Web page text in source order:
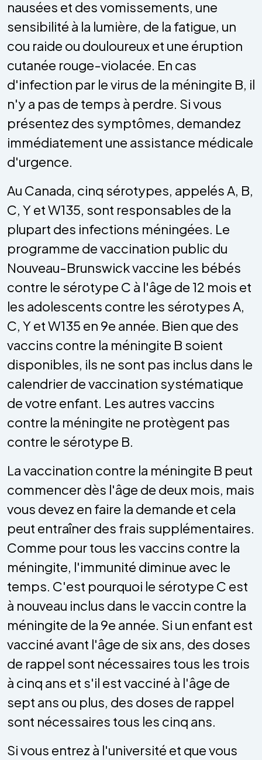
nausées et des vomissements, une
sensibilité à la lumière, de la fatigue, un
cou raide ou douloureux et une éruption
cutanée rouge-violacée. En cas
d'infection par le virus de la méningite B, il
n'y a pas de temps à perdre. Si vous
présentez des symptômes, demandez
immédiatement une assistance médicale
d'urgence.
Au Canada, cinq sérotypes, appelés A, B,
C, Y et W135, sont responsables de la
plupart des infections méningées. Le
programme de vaccination public du
Nouveau-Brunswick vaccine les bébés
contre le sérotype C à l'âge de 12 mois et
les adolescents contre les sérotypes A,
C, Y et W135 en 9e année. Bien que des
vaccins contre la méningite B soient
disponibles, ils ne sont pas inclus dans le
calendrier de vaccination systématique
de votre enfant. Les autres vaccins
contre la méningite ne protègent pas
contre le sérotype B.
La vaccination contre la méningite B peut
commencer dès l'âge de deux mois, mais
vous devez en faire la demande et cela
peut entraîner des frais supplémentaires.
Comme pour tous les vaccins contre la
méningite, l'immunité diminue avec le
temps. C'est pourquoi le sérotype C est
à nouveau inclus dans le vaccin contre la
méningite de la 9e année. Si un enfant est
vacciné avant l'âge de six ans, des doses
de rappel sont nécessaires tous les trois
à cinq ans et s'il est vacciné à l'âge de
sept ans ou plus, des doses de rappel
sont nécessaires tous les cinq ans.
Si vous entrez à l'université et que vous